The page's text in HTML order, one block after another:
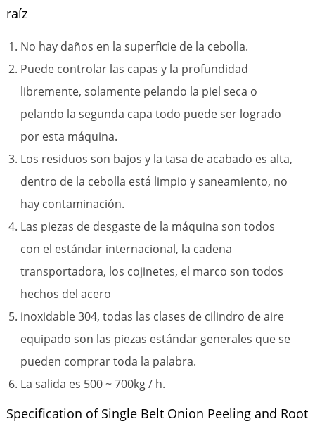
raíz
No hay daños en la superficie de la cebolla.
Puede controlar las capas y la profundidad
libremente, solamente pelando la piel seca o
pelando la segunda capa todo puede ser logrado
por esta máquina.
Los residuos son bajos y la tasa de acabado es alta,
dentro de la cebolla está limpio y saneamiento, no
hay contaminación.
Las piezas de desgaste de la máquina son todos
con el estándar internacional, la cadena
transportadora, los cojinetes, el marco son todos
hechos del acero
inoxidable 304, todas las clases de cilindro de aire
equipado son las piezas estándar generales que se
pueden comprar toda la palabra.
La salida es 500 ~ 700kg / h.
Specification of Single Belt Onion Peeling and Root